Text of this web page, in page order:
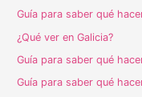
Guía para saber qué
¿Qué ver en Galicia?
Guía para saber qué
Guía para saber qué